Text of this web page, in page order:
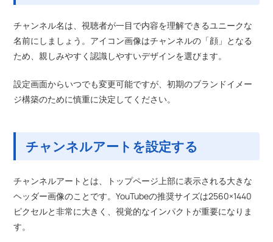
チャンネル名は、視聴者が一目で内容を理解できるユニークな
名前にしましょう。アイコン画像はチャンネルの「顔」となる
ため、親しみやすく認識しやすいデザインを選びます。
設定画面からいつでも変更可能ですが、初期のブランドイメー
ジ構築のために慎重に決定してください。
チャンネルアートを設定する
チャンネルアートとは、トップページ上部に表示される大きな
ヘッダー画像のことです。YouTubeの推奨サイズは2560×1440
ピクセルと非常に大きく、視覚的なインパクトが重要になりま
す。